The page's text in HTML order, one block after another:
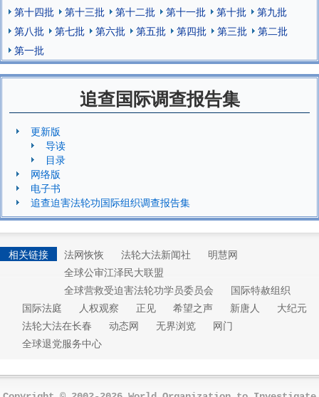
第十四批
第十三批 第十二批 第十一批 第十批
第九批
第八批
第七批 第六批 第五批 第四批 第三批
第二批
第一批
追查国际调查报告集
更新版
导读
目录
网络版
电子书
追查迫害法轮功国际组织调查报告集
相关链接 法网恢恢 法轮大法新闻社
明慧网
全球公审江泽民大联盟
全球营救受迫害法轮功学员委员会
国际特赦组织
国际法庭
人权观察 正见 希望之声 新唐人
大纪元
法轮大法在长春
动态网 无界浏览
网门
全球退党服务中心